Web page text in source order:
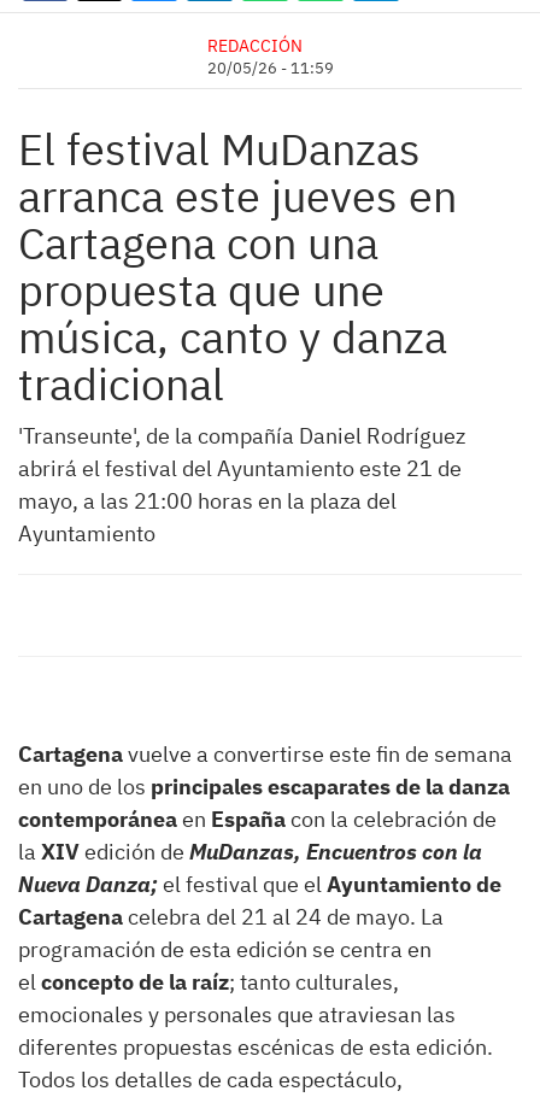
REDACCIÓN
20/05/26 - 11:59
El festival MuDanzas
arranca este jueves en
Cartagena con una
propuesta que une
música, canto y danza
tradicional
'Transeunte', de la compañía Daniel Rodríguez
abrirá el festival del Ayuntamiento este 21 de
mayo, a las 21:00 horas en la plaza del
Ayuntamiento
Cartagenavuelve a convertirse este fin de semana
en uno de los principales escaparates de la danza
contemporáneaen Españacon la celebración de
la XIVedición de MuDanzas, Encuentros con la
Nueva Danza;el festival que elAyuntamiento de
Cartagenacelebra del 21 al 24 de mayo. La
programación de esta edición se centra en
elconcepto de la raíz; tanto culturales,
emocionales y personales que atraviesan las
diferentes propuestas escénicas de esta edición.
Todos los detalles de cada espectáculo,